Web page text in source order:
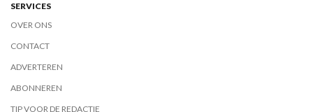
SERVICES
OVER ONS
CONTACT
ADVERTEREN
ABONNEREN
TIP VOOR DE REDACTIE